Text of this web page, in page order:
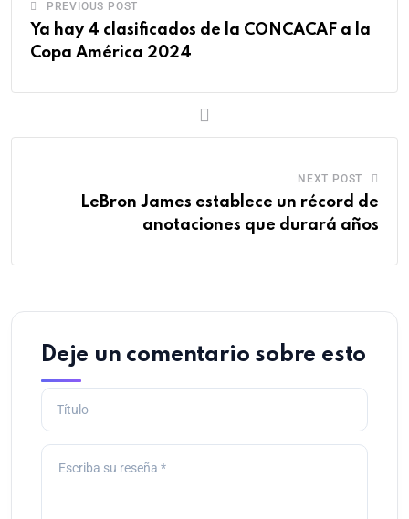
PREVIOUS POST
Ya hay 4 clasificados de la CONCACAF a la
Copa América 2024
NEXT POST
LeBron James establece un récord de
anotaciones que durará años
Deje un comentario sobre esto